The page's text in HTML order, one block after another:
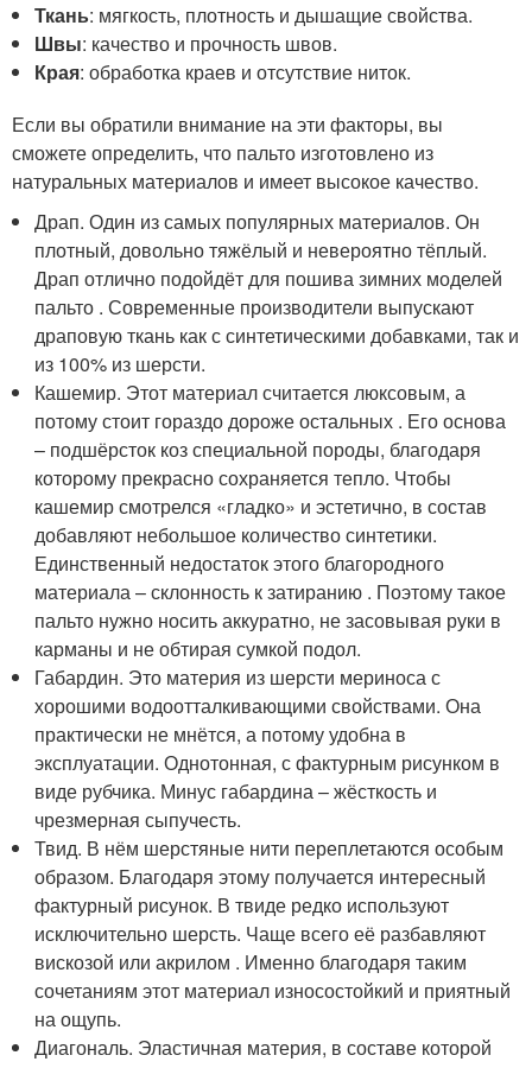
Ткань: мягкость, плотность и дышащие свойства.
Швы: качество и прочность швов.
Края: обработка краев и отсутствие ниток.
Если вы обратили внимание на эти факторы, вы
сможете определить, что пальто изготовлено из
натуральных материалов и имеет высокое качество.
Драп. Один из самых популярных материалов. Он
плотный, довольно тяжёлый и невероятно тёплый.
Драп отлично подойдёт для пошива зимних моделей
пальто . Современные производители выпускают
драповую ткань как с синтетическими добавками, так и
из 100% из шерсти.
Кашемир. Этот материал считается люксовым, а
потому стоит гораздо дороже остальных . Его основа
– подшёрсток коз специальной породы, благодаря
которому прекрасно сохраняется тепло. Чтобы
кашемир смотрелся «гладко» и эстетично, в состав
добавляют небольшое количество синтетики.
Единственный недостаток этого благородного
материала – склонность к затиранию . Поэтому такое
пальто нужно носить аккуратно, не засовывая руки в
карманы и не обтирая сумкой подол.
Габардин. Это материя из шерсти мериноса с
хорошими водоотталкивающими свойствами. Она
практически не мнётся, а потому удобна в
эксплуатации. Однотонная, с фактурным рисунком в
виде рубчика. Минус габардина – жёсткость и
чрезмерная сыпучесть.
Твид. В нём шерстяные нити переплетаются особым
образом. Благодаря этому получается интересный
фактурный рисунок. В твиде редко используют
исключительно шерсть. Чаще всего её разбавляют
вискозой или акрилом . Именно благодаря таким
сочетаниям этот материал износостойкий и приятный
на ощупь.
Диагональ. Эластичная материя, в составе которой